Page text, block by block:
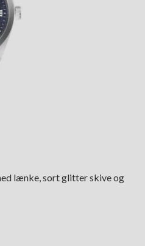
lænke, sort glitter skive og